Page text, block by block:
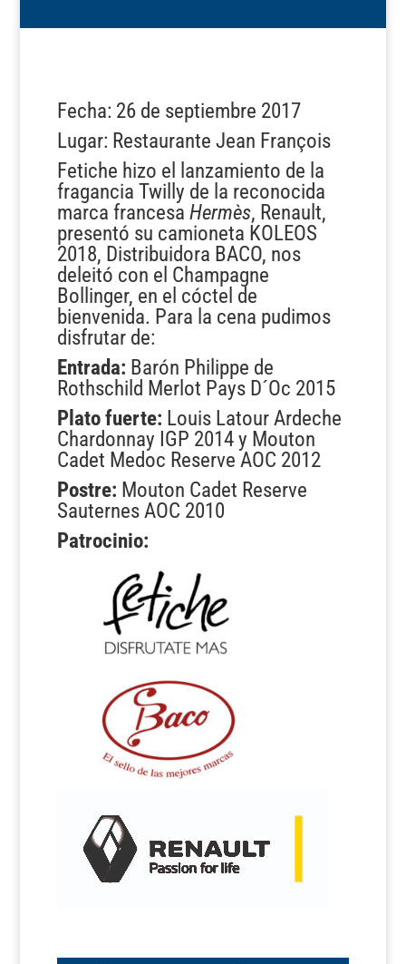
Fecha: 26 de septiembre 2017
Lugar: Restaurante Jean François
Fetiche hizo el lanzamiento de la
fragancia Twilly de la reconocida
marca francesa Hermès, Renault,
presentó su camioneta KOLEOS
2018, Distribuidora BACO, nos
deleitó con el Champagne
Bollinger, en el cóctel de
bienvenida. Para la cena pudimos
disfrutar de:
Entrada: Barón Philippe de
Rothschild Merlot Pays D´Oc 2015
Plato fuerte: Louis Latour Ardeche
Chardonnay IGP 2014 y Mouton
Cadet Medoc Reserve AOC 2012
Postre: Mouton Cadet Reserve
Sauternes AOC 2010
Patrocinio: